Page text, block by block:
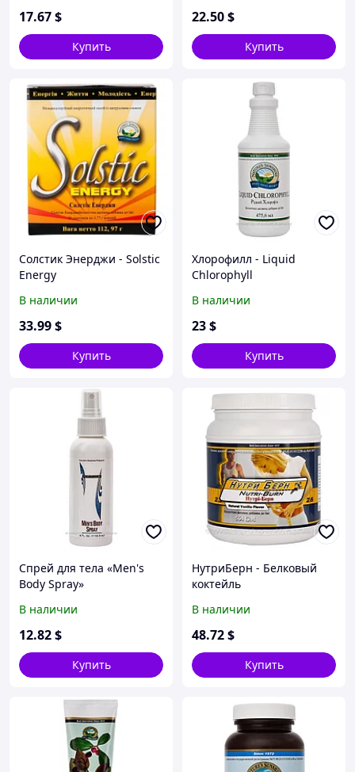
17.67$
Купить
22.50$
Купить
Солстик Энерджи - Solstic
Energy
В наличии
33.99$
Купить
Хлорофилл - Liquid
Chlorophyll
В наличии
23$
Купить
Спрей для тела «Men's
Body Spray»
В наличии
12.82$
Купить
НутриБерн - Белковый
коктейль
В наличии
48.72$
Купить